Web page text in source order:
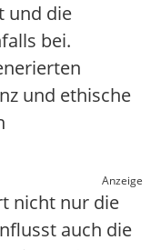
und die
bei.
und ethische
Anzeige
nicht nur die
auch die